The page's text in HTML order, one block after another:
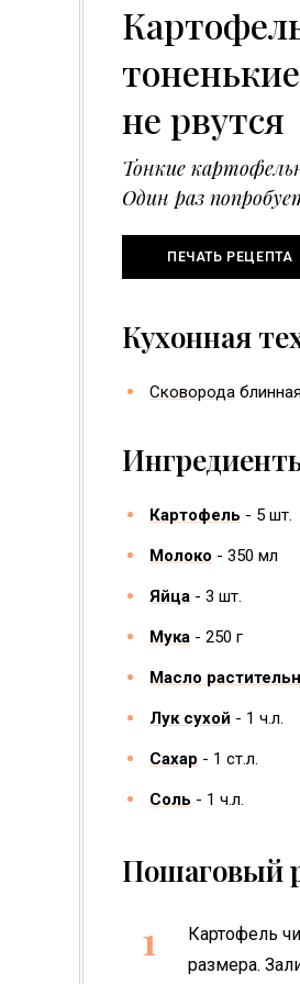
не рвутся
Тонкие
Один раз
ПЕЧАТЬ РЕЦЕПТА
Кухонная
Сковорода блинная
Картофель 5 шт.
Молоко 350 мл
Яйца 3 шт.
Мука 250 г
Масло
Лук сухой 1 ч.л.
Сахар 1 ст.л.
Соль 1 ч.л.
Пошаговый
Картофель
размера.